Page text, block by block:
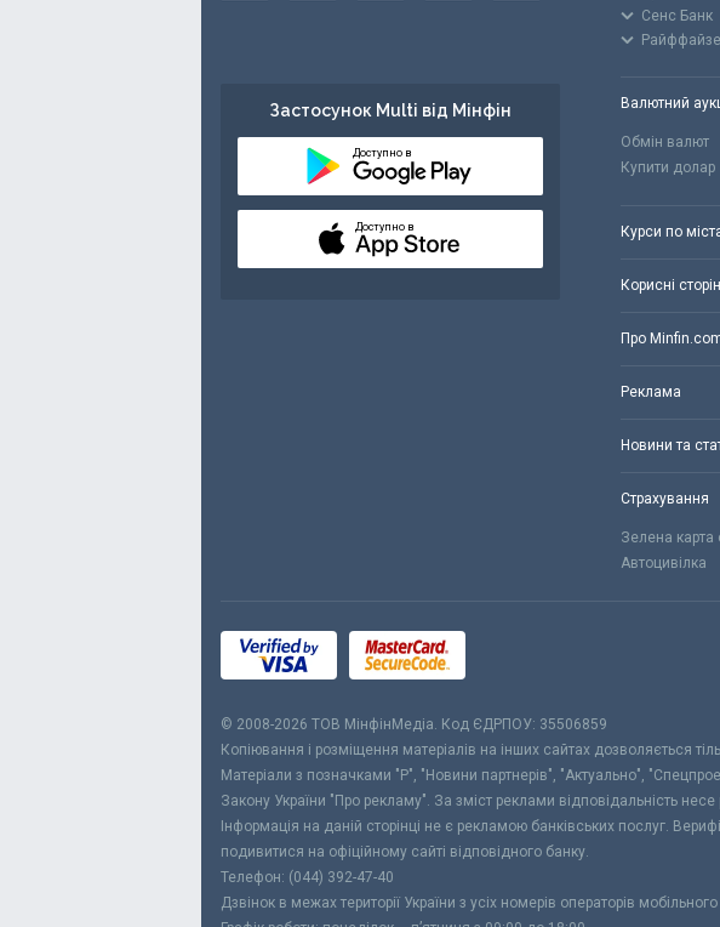
Застосунок Multi від Мінфін
Доступно в
Доступно в
Сенс Банк
Валютний
Обмін валют
Купити долар
Курси по
Корисні
Про
Реклама
Новини та
Страхування
Зелена карта
Автоцивілка
© 2008-2026 ТОВ МiнфiнМедiа. Код ЄДРПОУ: 35506859
Копіювання і розміщення матеріалів на інших сайтах дозволяється
Матеріали з позначками "Р", "Новини партнерів", "Актуально",
Закону України "Про рекламу". За зміст реклами відповідальність
Інформація на даній сторінці не є рекламою банківських послуг.
подивитися на офіційному сайті відповідного банку.
Телефон: (044) 392-47-40
Дзвінок в межах території України з усіх номерів операторів